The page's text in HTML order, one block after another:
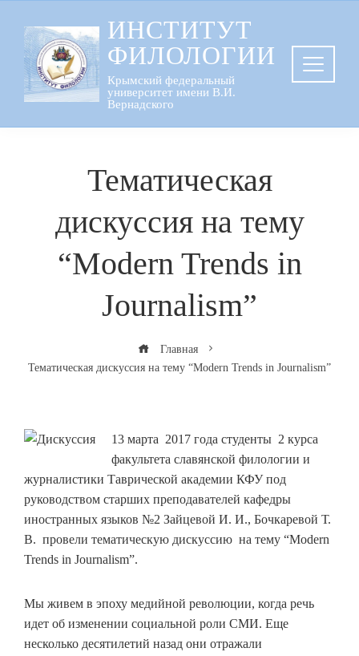
содержанию
ИНСТИТУТ
ФИЛОЛОГИИ
Крымский федеральный
университет имени В.И.
Вернадского
Тематическая
дискуссия на тему
“Modern Trends in
Journalism”
Главная
Тематическая дискуссия на тему “Modern Trends in Journalism”
13 марта 2017 года студенты 2 курса
факультета славянской филологии и
журналистики Таврической академии КФУ под
руководством старших преподавателей кафедры
иностранных языков №2 Зайцевой И. И., Бочкаревой Т.
В. провели тематическую дискуссию на тему “Modern
Trends in Journalism”.
Мы живем в эпоху медийной революции, когда речь
идет об изменении социальной роли СМИ. Еще
несколько десятилетий назад они отражали